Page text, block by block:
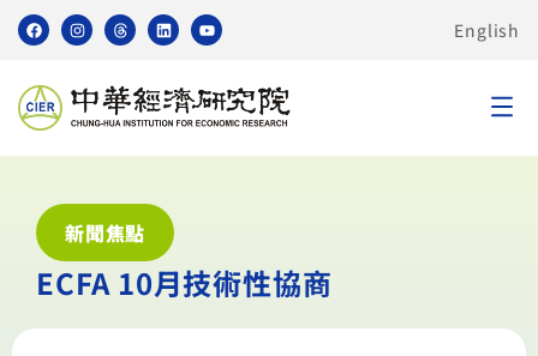
English
新聞焦點
ECFA 10月技術性協商